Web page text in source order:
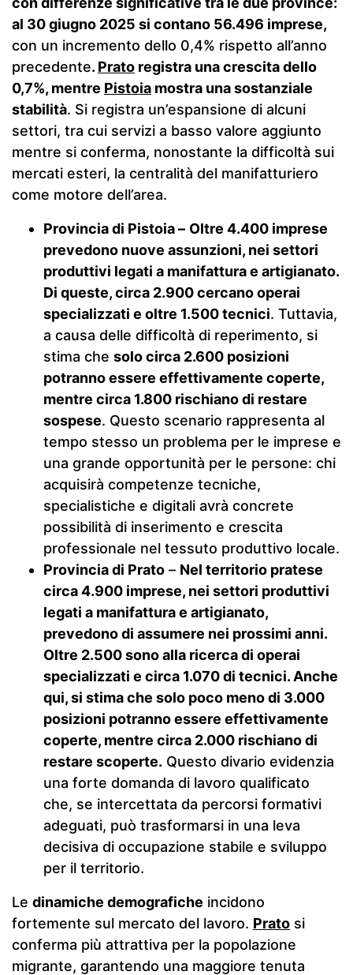
al 30 giugno 2025 si contano 56.496 imprese,
con un incremento dello 0,4% rispetto all’anno
precedente. Prato registra una crescita dello
0,7%, mentre Pistoia mostra una sostanziale
stabilità. Si registra un’espansione di alcuni
settori, tra cui servizi a basso valore aggiunto
mentre si conferma, nonostante la difficoltà sui
mercati esteri, la centralità del manifatturiero
come motore dell’area.
Provincia di Pistoia– Oltre 4.400 imprese
prevedono nuove assunzioni, nei settori
produttivi legati a manifattura e artigianato.
Di queste, circa 2.900 cercano operai
specializzati e oltre 1.500 tecnici. Tuttavia,
a causa delle difficoltà di reperimento, si
stima che solo circa 2.600 posizioni
potranno essere effettivamente coperte,
mentre circa 1.800 rischiano di restare
sospese. Questo scenario rappresenta al
tempo stesso un problema per le imprese e
una grande opportunità per le persone: chi
acquisirà competenze tecniche,
specialistiche e digitali avrà concrete
possibilità di inserimento e crescita
professionale nel tessuto produttivo locale.
Provincia di Prato – Nel territorio pratese
circa 4.900 imprese, nei settori produttivi
legati a manifattura e artigianato,
prevedono di assumere nei prossimi anni.
Oltre 2.500 sono alla ricerca di operai
specializzati e circa 1.070 di tecnici. Anche
qui, si stima che solo poco meno di 3.000
posizioni potranno essere effettivamente
coperte, mentre circa 2.000 rischiano di
restare scoperte. Questo divario evidenzia
una forte domanda di lavoro qualificato
che, se intercettata da percorsi formativi
adeguati, può trasformarsi in una leva
decisiva di occupazione stabile e sviluppo
per il territorio.
Le dinamiche demografiche incidono
fortemente sul mercato del lavoro. Prato si
conferma più attrattiva per la popolazione
migrante, garantendo una maggiore tenuta